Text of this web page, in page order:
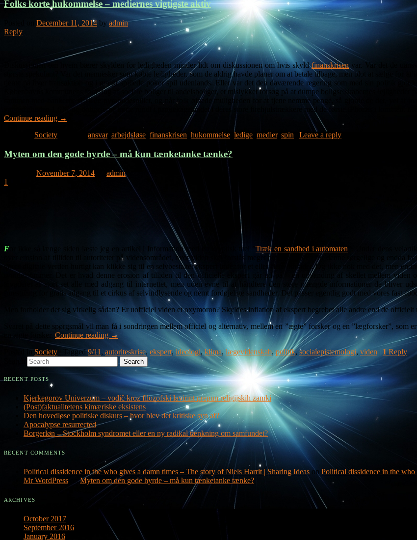
Folks korte hukommelse – mediernes vigtigste aktiv
December 11, 2014 by admin
Reply
Diskussionen om hvem bærer skylden for ledigheden minder lidt om diskussionen om hvis skyldfinanskrisen var. Var det de
største spekulant? Var det mennesker som købte lejligheder, som de aldrig havde planer om at betale tilbage, men blot at sælge for
tjente på hver transaktion og i øvrigt spillede poker spil udenlands. Eller var det den daværende regering som med sin politik
Københavns kommunens foræring af sociale boliger til andelsboliger, et mislykket forsøg på at dumpe boligselskabernes lejligheder
sammen med bankerne startede pyramidespillet, og når folk øjnede muligheden for at tjene nemme penge, så gjorde de det, vel at
var ledigheden 1,6%, og boligejerne kørte rundt i pandekagelandet i deres store firehjulstrækkere med de første iPhones i lommen.
Continue reading →
Society ansvar, arbejdsløse finanskrisen hukommelse ledige medier, spin Leave a reply
Myten om den gode hyrde – må kun tænketanke tænke?
November 7, 2014
admin
1
F or ikke så længe siden læste jeg en artikel i Information med en kryptisk titel ”Træk en sandhed i automaten ”. Under dens
over erosion af tilliden til autoriteter på vidensområdet, hvor viden skal forstås meget bredt. Skylden for denne sørgelige og endda
vores digitale verden hurtigt kan klikke sig til en selvbestaltet ekspert indenfor et eller flere områder. Og ikke nok med det, men
svindelnummer. Det er hvad denne erosion af tilliden til den officielle ekspert går ud på – en udvanding af skellet mellem
invaderet af stort set alle med adgang til internettet, men uden evne til at håndtere den store mængde informationer de bliver
forestilling for gratis adgang til et cirkus af selvindlysende og nemt fordøjelige sandheder. Det passer egentlig godt med vores fast-
Men forholder det sig virkelig sådan? Er uofficiel viden et oxymoron? Skyldes inflation af ekspert begrebet alle andre end de officielt
Svaret på dette spørgsmål vil man få i sondringen mellem officiel og alternativ, mellem en ”ægte” forsker og en ”lægforsker”,
Continue reading →
Posted in Society Tagged 9/11 , autoriteskrise, ekspert, ideologi, klima, lægevidenskab, politik,socialepistemologi, viden | 1Reply
RECENT POSTS
Kjerkegorov Univerzum – vodič kroz filozofski lavirint prepun religijskih zamki
(Post)faktualitetens kimæriske eksistens
Den hovedløse politiske diskurs – hvor blev det kritiske syn af?
Apocalypse resurrected
Borgerløn – Stockholm syndromet eller en ny radikal tænkning om samfundet?
RECENT COMMENTS
Political dissidence in the who gives a damn times – The story of Niels Harrit | Sharing Ideas on Political dissidence in the
Mr WordPress onMyten om den gode hyrde – må kun tænketanke tænke?
ARCHIVES
October 2017
September 2016
January 2016